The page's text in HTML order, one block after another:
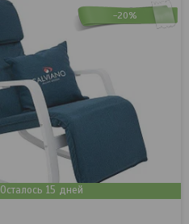
-20%
Осталось 15 дней